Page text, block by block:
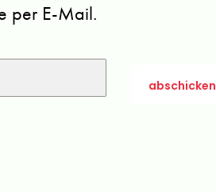
per E-Mail.